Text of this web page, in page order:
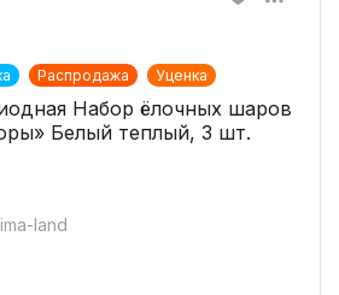
Распродажа Уценка
Набор ёлочных шаров
Белый теплый, 3 шт.
land